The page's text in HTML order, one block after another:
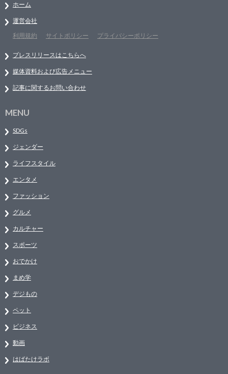
ホーム
運営会社
利用規約
サイトポリシー プライバシーポリシー
プレスリリースはこちらへ
媒体資料および広告メニュー
記事に関するお問い合わせ
MENU
SDGs
ジェンダー
ライフスタイル
エンタメ
ファッション
グルメ
カルチャー
スポーツ
おでかけ
まめ学
デジもの
ペット
ビジネス
動画
はばたけラボ